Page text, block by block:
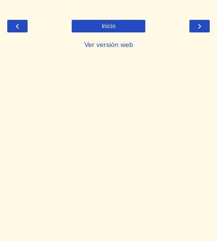
‹ ›
Inicio
Ver versión web